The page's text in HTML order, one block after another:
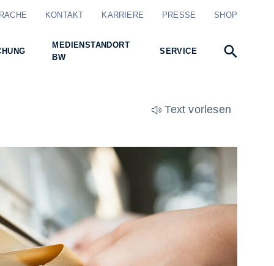
MEDIENSTANDORT
BW
SERVICE
KONTAKT KARRIERE PRESSE SHOP
Text vorlesen